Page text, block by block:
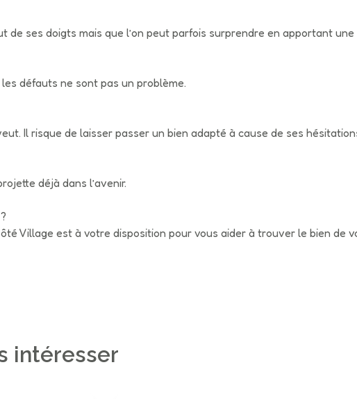
de ses doigts mais que l’on peut parfois surprendre en apportant une
défauts ne sont pas un problème.
Il risque de laisser passer un bien adapté à cause de ses
déjà dans l’avenir.
Village est à votre disposition pour vous aider à trouver le bien de
intéresser